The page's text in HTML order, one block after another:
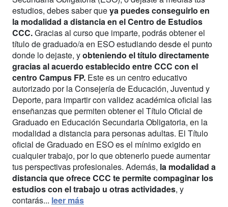
estudios, debes saber queya puedes conseguirlo en
la modalidad a distancia en el Centro de Estudios
CCC.Gracias al curso que imparte, podrás obtener el
título de graduado/a en ESO estudiando desde el punto
donde lo dejaste, yobteniendo el título directamente
gracias al acuerdo establecido entre CCC con el
centro Campus FP. Este es un centro educativo
autorizado por la Consejería de Educación, Juventud y
Deporte, para impartir con validez académica oficial las
enseñanzas que permiten obtener el Título Oficial de
Graduado en Educación Secundaria Obligatoria, en la
modalidad a distancia para personas adultas. El Título
oficial de Graduado en ESO es el mínimo exigido en
cualquier trabajo, por lo que obtenerlo puede aumentar
tus perspectivas profesionales. Además, la modalidad a
distancia que ofrece CCC te permite compaginar los
estudios con el trabajo u otras actividades, y
contarás... leer más